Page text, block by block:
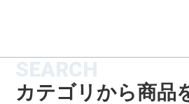
SEARCH
カテゴリから商品